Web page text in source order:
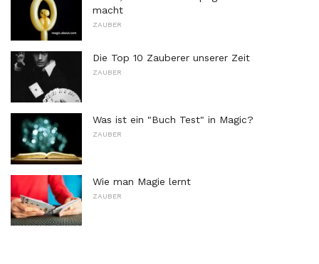
macht
ZAUBER
Die Top 10 Zauberer unserer Zeit
ZAUBER
Was ist ein "Buch Test" in Magic?
ZAUBER
Wie man Magie lernt
ZAUBER